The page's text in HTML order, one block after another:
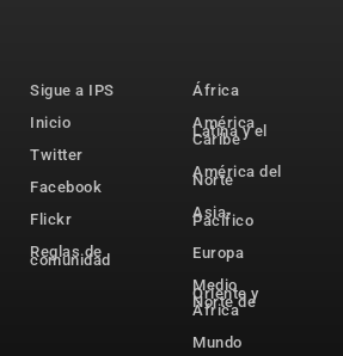
Sigue a IPS
Inicio
Twitter
Facebook
Flickr
Reglas de
comunidad
África
América
Latina y el
Caribe
América del
Norte
Asia-
Pacífico
Europa
Medio
Oriente y
Norte de
África
Mundo